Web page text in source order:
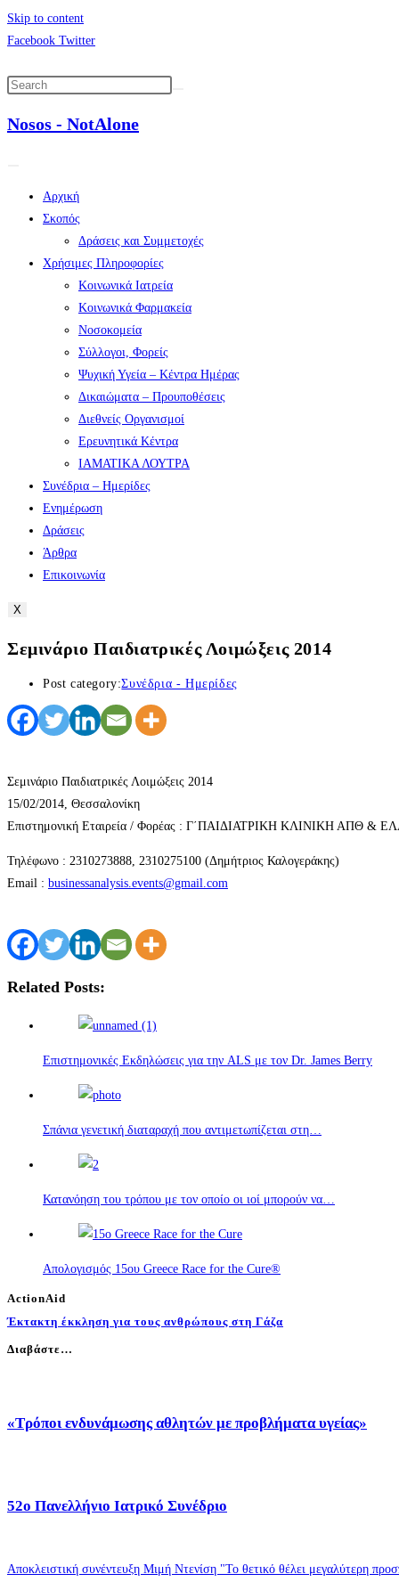
Skip to content
Facebook Twitter
Nosos - NotAlone
Αρχική
Σκοπός
Δράσεις και Συμμετοχές
Χρήσιμες Πληροφορίες
Κοινωνικά Ιατρεία
Κοινωνικά Φαρμακεία
Νοσοκομεία
Σύλλογοι, Φορείς
Ψυχική Υγεία – Κέντρα Ημέρας
Δικαιώματα – Προυποθέσεις
Διεθνείς Οργανισμοί
Ερευνητικά Κέντρα
ΙΑΜΑΤΙΚΑ ΛΟΥΤΡΑ
Συνέδρια – Ημερίδες
Ενημέρωση
Δράσεις
Άρθρα
Επικοινωνία
X
Σεμινάριο Παιδιατρικές Λοιμώξεις 2014
Post category:Συνέδρια - Ημερίδες
Σεμινάριο Παιδιατρικές Λοιμώξεις 2014
15/02/2014, Θεσσαλονίκη
Επιστημονική Εταιρεία / Φορέας : Γ΄ΠΑΙΔΙΑΤΡΙΚΗ ΚΛΙΝΙΚΗ ΑΠΘ
Τηλέφωνο : 2310273888, 2310275100 (Δημήτριος Καλογεράκης)
Email : businessanalysis.events@gmail.com
Related Posts:
Επιστημονικές Εκδηλώσεις για την ALS με τον Dr. James Berry
Σπάνια γενετική διαταραχή που αντιμετωπίζεται στη…
Κατανόηση του τρόπου με τον οποίο οι ιοί μπορούν να…
Απολογισμός 15ου Greece Race for the Cure®
ActionAid
Έκτακτη έκκληση για τους ανθρώπους στη Γάζα
Διαβάστε…
«Τρόποι ενδυνάμωσης αθλητών με προβλήματα υγείας»
52o Πανελλήνιο Ιατρικό Συνέδριο
Αποκλειστική συνέντευξη Μιμή Ντενίση "Το θετικό θέλει μεγαλύτερη